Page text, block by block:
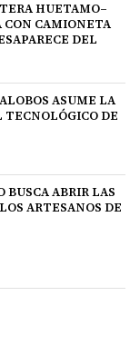
HUETAMO–
CAMIONETA
DEL
ASUME LA
TECNOLÓGICO DE
ABRIR LAS
ARTESANOS DE